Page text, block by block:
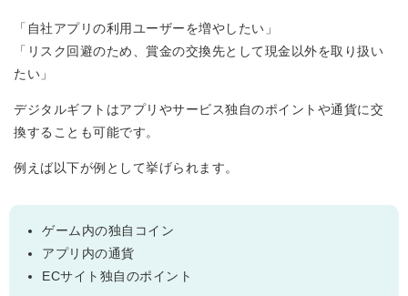
「自社アプリの利用ユーザーを増やしたい」
「リスク回避のため、賞金の交換先として現金以外を取り扱い
たい」
デジタルギフトはアプリやサービス独自のポイントや通貨に交
換することも可能です。
例えば以下が例として挙げられます。
ゲーム内の独自コイン
アプリ内の通貨
ECサイト独自のポイント